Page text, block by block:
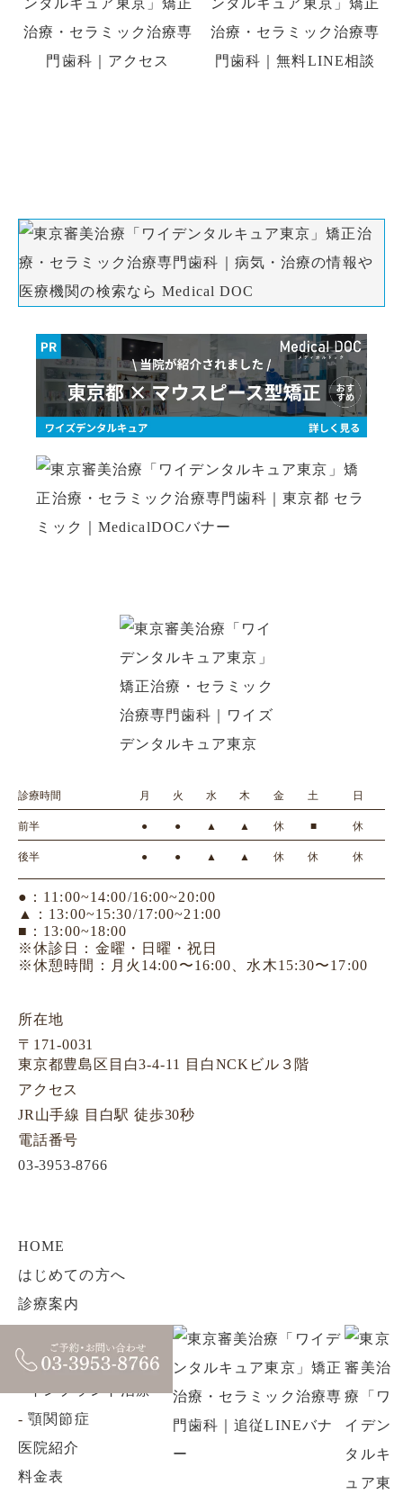
診療時間 月 火 水 木 金 土 日
前半 ● ● ▲ ▲ 休 ■ 休
後半 ● ● ▲ ▲ 休 休 休
●：11:00~14:00/16:00~20:00
▲：13:00~15:30/17:00~21:00
■：13:00~18:00
※休診日：金曜・日曜・祝日
※休憩時間：月火14:00〜16:00、水木15:30〜17:00
所在地
〒171-0031
東京都豊島区目白3-4-11 目白NCKビル３階
アクセス
JR山手線 目白駅 徒歩30秒
電話番号
03-3953-8766
HOME
はじめての方へ
診療案内
-矯正歯科治療
-インプラント治療
-顎関節症
医院紹介
料金表